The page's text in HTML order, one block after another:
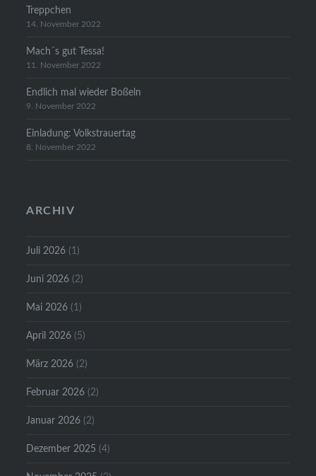
Treppchen
14. November 2022
Mach´s gut Tessa!
11. November 2022
Endlich mal wieder Boßeln
9. November 2022
Einladung: Volkstrauertag
8. November 2022
ARCHIV
Juli 2026 (1)
Juni 2026 (2)
Mai 2026 (1)
April 2026 (5)
März 2026 (2)
Februar 2026 (2)
Januar 2026 (2)
Dezember 2025 (4)